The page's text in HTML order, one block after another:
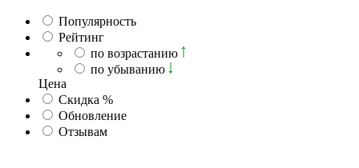
Популярность
Рейтинг
по возрастанию
по убыванию
Ценa
Скидка %
Обновление
Отзывам